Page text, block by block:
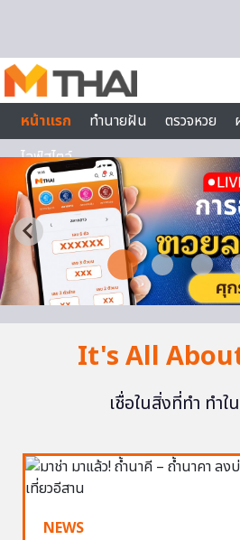
หน้าแรก
ทำนายฝัน ตรวจหวย
ไลฟ์สไตล์
It's All
เชื่อในสิ่งที่ทำ ทำใ
NEWS